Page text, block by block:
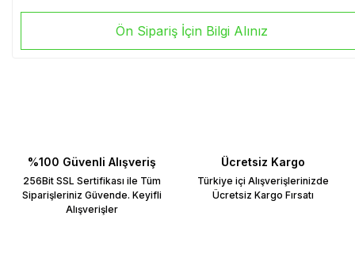
Ön Sipariş İçin Bilgi Alınız
%100 Güvenli Alışveriş
256Bit SSL Sertifikası ile Tüm
Siparişleriniz Güvende. Keyifli
Alışverişler
Ücretsiz Kargo
Türkiye içi Alışverişlerinizde
Ücretsiz Kargo Fırsatı